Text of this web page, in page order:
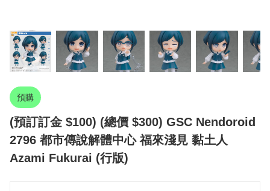
預購
(預訂訂金 $100) (總價 $300) GSC Nendoroid
2796 都市傳說解體中心 福來淺見 黏土人
Azami Fukurai (行版)